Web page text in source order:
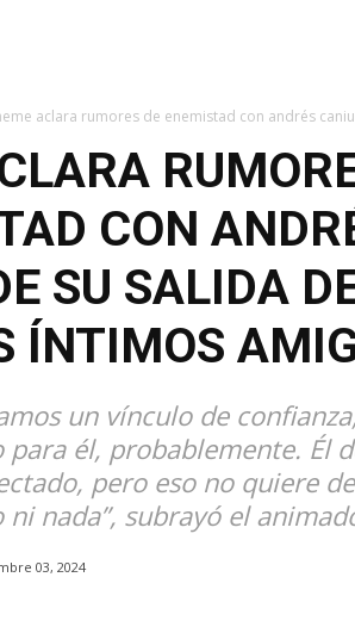
aclara rumores de enemistad con andrés
CON
SU SALIDA
ÍNTIMOS
un vínculo de
para él, probablemente. Él
pero eso no quiere
nada”, subrayó el
03, 2024